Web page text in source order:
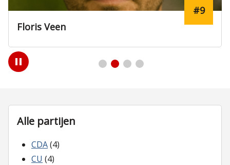
Rens Koster
#17
Play
/
Alle partijen
CDA(4)
CU (4)